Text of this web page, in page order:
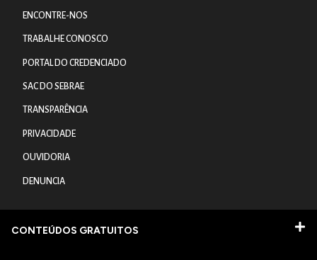
ENCONTRE-NOS
TRABALHE CONOSCO
PORTAL DO CREDENCIADO
SAC DO SEBRAE
TRANSPARÊNCIA
PRIVACIDADE
OUVIDORIA
DENUNCIA
CONTEÚDOS GRATUITOS